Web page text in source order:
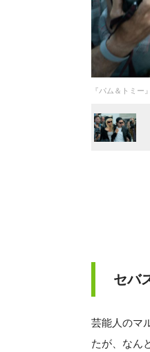
『パム＆トミー
セバ
芸能人のマ
たが、なん